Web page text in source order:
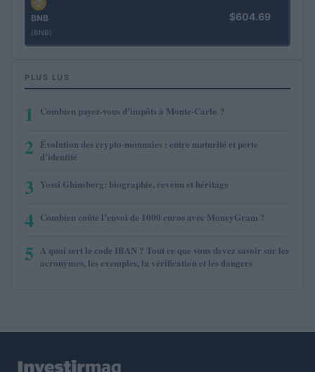
BNB
(BNB)
$604.69
PLUS LUS
1 Combien payez-vous d’impôts à Monte-Carlo ?
2 Évolution des crypto-monnaies : entre maturité et perte
d’identité
3 Yossi Ghinsberg: biographie, revenu et héritage
4 Combien coûte l’envoi de 1000 euros avec MoneyGram ?
5 A quoi sert le code IBAN ? Tout ce que vous devez savoir sur les
acronymes, les exemples, la vérification et les dangers